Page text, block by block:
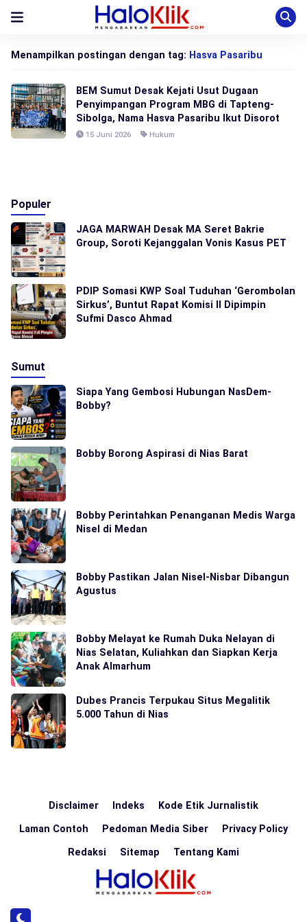
Menampilkan postingan dengan tag: Hasva Pasaribu
BEM Sumut Desak Kejati Usut Dugaan
Penyimpangan Program MBG di Tapteng-
Sibolga, Nama Hasva Pasaribu Ikut Disorot
15 Juni 2026 Hukum
Populer
JAGA MARWAH Desak MA Seret Bakrie
Group, Soroti Kejanggalan Vonis Kasus PET
PDIP Somasi KWP Soal Tuduhan ‘Gerombolan
Sirkus’, Buntut Rapat Komisi II Dipimpin
Sufmi Dasco Ahmad
Sumut
Siapa Yang Gembosi Hubungan NasDem-
Bobby?
Bobby Borong Aspirasi di Nias Barat
Bobby Perintahkan Penanganan Medis Warga
Nisel di Medan
Bobby Pastikan Jalan Nisel-Nisbar Dibangun
Agustus
Bobby Melayat ke Rumah Duka Nelayan di
Nias Selatan, Kuliahkan dan Siapkan Kerja
Anak Almarhum
Dubes Prancis Terpukau Situs Megalitik
5.000 Tahun di Nias
Disclaimer Indeks Kode Etik Jurnalistik
Laman Contoh Pedoman Media Siber Privacy Policy
Redaksi Sitemap Tentang Kami